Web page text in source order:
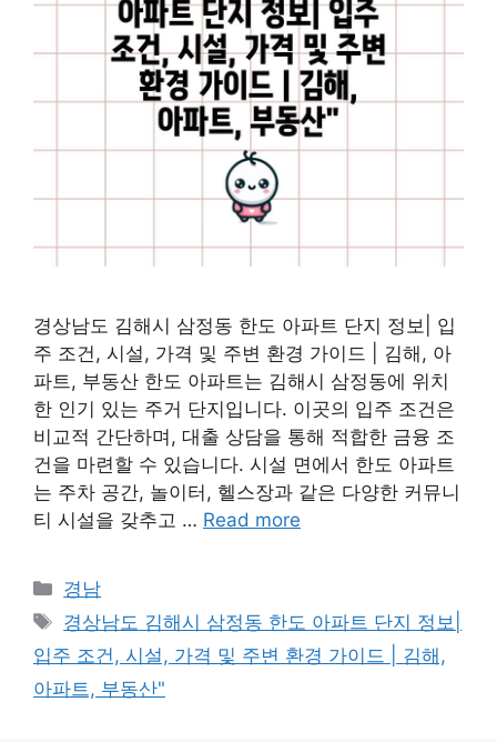
경상남도 김해시 삼정동 한도 아파트 단지 정보| 입
주 조건, 시설, 가격 및 주변 환경 가이드 | 김해, 아
파트, 부동산 한도 아파트는 김해시 삼정동에 위치
한 인기 있는 주거 단지입니다. 이곳의 입주 조건은
비교적 간단하며, 대출 상담을 통해 적합한 금융 조
건을 마련할 수 있습니다. 시설 면에서 한도 아파트
는 주차 공간, 놀이터, 헬스장과 같은 다양한 커뮤니
티 시설을 갖추고 … Read more
Categories
경남
Tags
경상남도 김해시 삼정동 한도 아파트 단지 정보|
입주 조건, 시설, 가격 및 주변 환경 가이드 | 김해,
아파트, 부동산"